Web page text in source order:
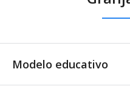
Modelo educativo